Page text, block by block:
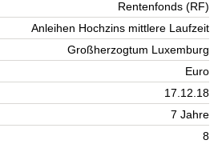
Rentenfonds (RF)
Anleihen Hochzins mittlere Laufzeit
Großherzogtum Luxemburg
Euro
17.12.18
7 Jahre
8